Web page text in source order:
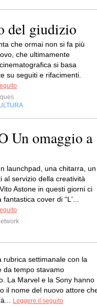
del giudizio
che ormai non si fa più
che ultimamente
si basa
su seguiti e rifacimenti.
Un omaggio a
launchpad, una chitarra, un
al servizio della creatività
Astone in questi giorni ci
cover di “L'...
rubrica settimanale con la
da tempo stavamo
La Marvel e la Sony hanno
il nome del nuovo attore
Leggere il seguito